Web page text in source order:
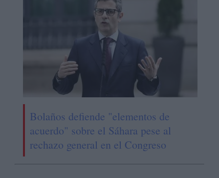
Bolaños defiende "elementos de
acuerdo" sobre el Sáhara pese al
rechazo general en el Congreso